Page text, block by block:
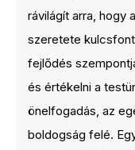
rávilágít arra, hogy
szeretete
fejlődés
és értékelni a
önelfogadás, az
boldogság felé.